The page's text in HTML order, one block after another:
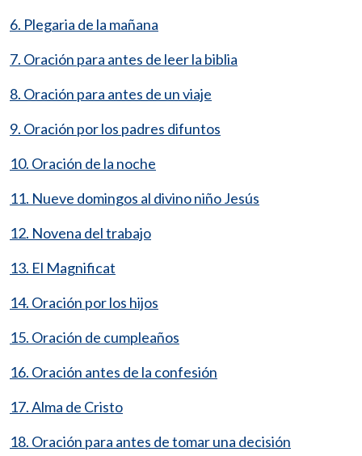
6. Plegaria de la mañana
7. Oración para antes de leer la biblia
8. Oración para antes de un viaje
9. Oración por los padres difuntos
10. Oración de la noche
11. Nueve domingos al divino niño Jesús
12. Novena del trabajo
13. El Magnificat
14. Oración por los hijos
15. Oración de cumpleaños
16. Oración antes de la confesión
17. Alma de Cristo
18. Oración para antes de tomar una decisión